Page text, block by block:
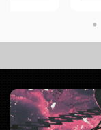
...
ー /